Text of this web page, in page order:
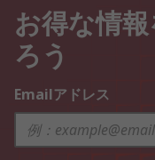
お得な情
ろう
Emailアドレス